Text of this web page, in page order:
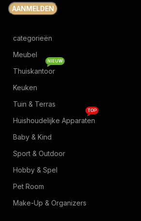
categorieën
Meubel
Thuiskantoor
NIEUW
Keuken
Tuin & Terras
Huishoudelijke Apparaten
TOP
Baby & Kind
Sport & Outdoor
Hobby & Spel
Pet Room
Make-Up & Organizers